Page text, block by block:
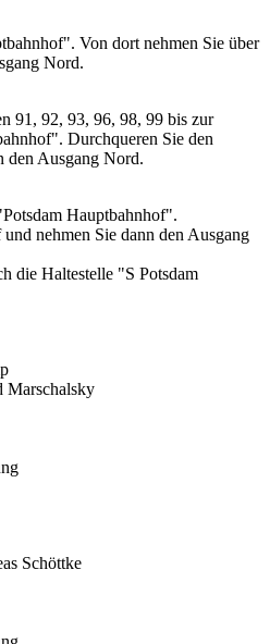
Von dort nehmen Sie über
Nord.
91, 92, 93, 96, 98, 99 bis zur
Durchqueren Sie den
den Ausgang Nord.
Hauptbahnhof".
nehmen Sie dann den Ausgang
die Haltestelle "S Potsdam
Marschalsky
Schöttke